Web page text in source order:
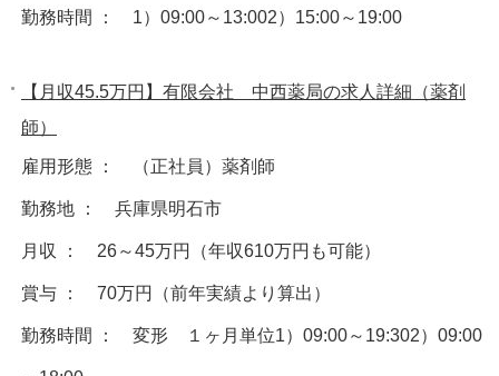
勤務時間 ： 1）09:00～13:002）15:00～19:00
【月収45.5万円】有限会社 中西薬局の求人詳細（薬剤
師）
雇用形態 ： （正社員）薬剤師
勤務地 ： 兵庫県明石市
月収 ： 26～45万円（年収610万円も可能）
賞与 ： 70万円（前年実績より算出）
勤務時間 ： 変形 １ヶ月単位1）09:00～19:302）09:00